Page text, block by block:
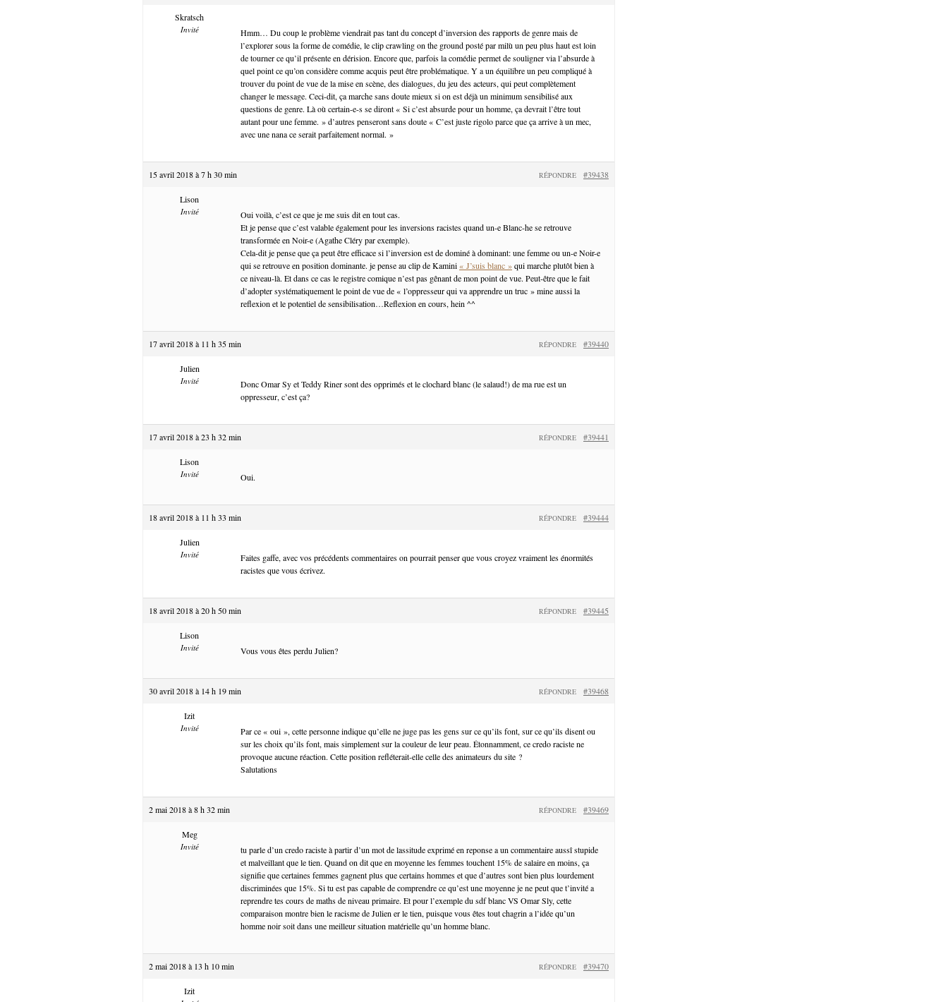
Skratsch
Invité
Hmm… Du coup le problème viendrait pas tant du concept d’inversion des rapports de genre mais de
l’explorer sous la forme de comédie, le clip crawling on the ground posté par milù un peu plus haut est loin
de tourner ce qu’il présente en dérision. Encore que, parfois la comédie permet de souligner via l’absurde à
quel point ce qu’on considère comme acquis peut être problématique. Y a un équilibre un peu compliqué à
trouver du point de vue de la mise en scène, des dialogues, du jeu des acteurs, qui peut complètement
changer le message. Ceci-dit, ça marche sans doute mieux si on est déjà un minimum sensibilisé aux
questions de genre. Là où certain-e-s se diront « Si c’est absurde pour un homme, ça devrait l’être tout
autant pour une femme. » d’autres penseront sans doute « C’est juste rigolo parce que ça arrive à un mec,
avec une nana ce serait parfaitement normal. »
15 avril 2018 à 7 h 30 min #39438
RÉPONDRE
Lison
Invité
Oui voilà, c’est ce que je me suis dit en tout cas.
Et je pense que c’est valable également pour les inversions racistes quand un-e Blanc-he se retrouve
transformée en Noir-e (Agathe Cléry par exemple).
Cela-dit je pense que ça peut être efficace si l’inversion est de dominé à dominant: une femme ou un-e Noir-e
qui se retrouve en position dominante. je pense au clip de Kamini « J’suis blanc »qui marche plutôt bien à
ce niveau-là. Et dans ce cas le registre comique n’est pas gênant de mon point de vue. Peut-être que le fait
d’adopter systématiquement le point de vue de « l’oppresseur qui va apprendre un truc » mine aussi la
reflexion et le potentiel de sensibilisation…Reflexion en cours, hein ^^
17 avril 2018 à 11 h 35 min #39440
RÉPONDRE
Julien
Invité
Donc Omar Sy et Teddy Riner sont des opprimés et le clochard blanc (le salaud!) de ma rue est un
oppresseur, c’est ça?
17 avril 2018 à 23 h 32 min #39441
RÉPONDRE
Lison
Invité Oui.
18 avril 2018 à 11 h 33 min #39444
RÉPONDRE
Julien
Invité
Faites gaffe, avec vos précédents commentaires on pourrait penser que vous croyez vraiment les énormités
racistes que vous écrivez.
18 avril 2018 à 20 h 50 min #39445
RÉPONDRE
Lison
Invité Vous vous êtes perdu Julien?
30 avril 2018 à 14 h 19 min #39468
RÉPONDRE
Izit
Invité
Par ce « oui », cette personne indique qu’elle ne juge pas les gens sur ce qu’ils font, sur ce qu’ils disent ou
sur les choix qu’ils font, mais simplement sur la couleur de leur peau. Étonnamment, ce credo raciste ne
provoque aucune réaction. Cette position refléterait-elle celle des animateurs du site ?
Salutations
2 mai 2018 à 8 h 32 min #39469
RÉPONDRE
Meg
Invité
tu parle d’un credo raciste à partir d’un mot de lassitude exprimé en reponse a un commentaire aussî stupide
et malveillant que le tien. Quand on dit que en moyenne les femmes touchent 15% de salaire en moins, ça
signifie que certaines femmes gagnent plus que certains hommes et que d’autres sont bien plus lourdement
discriminées que 15%. Si tu est pas capable de comprendre ce qu’est une moyenne je ne peut que t’invité a
reprendre tes cours de maths de niveau primaire. Et pour l’exemple du sdf blanc VS Omar Sly, cette
comparaison montre bien le racisme de Julien er le tien, puisque vous êtes tout chagrin a l’idée qu’un
homme noir soit dans une meilleur situation matérielle qu’un homme blanc.
2 mai 2018 à 13 h 10 min #39470
RÉPONDRE
Izit